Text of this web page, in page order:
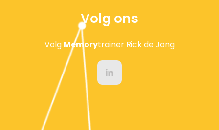
Volg ons
Volg Memorytrainer Rick de Jong